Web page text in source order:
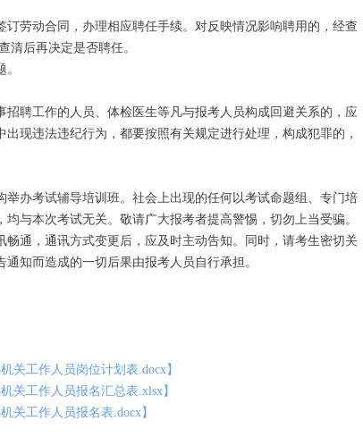
动合同，办理相应聘任手续。对反映情况影响聘用的，经查
清后再决定是否聘任。
聘工作的人员、体检医生等凡与报考人员构成回避关系的，应
现违法违纪行为，都要按照有关规定进行处理，构成犯罪的，
办考试辅导培训班。社会上出现的任何以考试命题组、专门培
与本次考试无关。敬请广大报考者提高警惕，切勿上当受骗。
，通讯方式变更后，应及时主动告知。同时，请考生密切关
知而造成的一切后果由报考人员自行承担。
关工作人员岗位计划表.docx】
关工作人员报名汇总表.xlsx】
关工作人员报名表.docx】